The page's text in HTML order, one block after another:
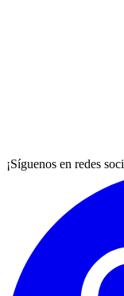
¡Síguenos en redes